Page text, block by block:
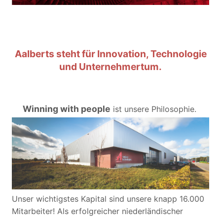
Aalberts steht für Innovation, Technologie
und Unternehmertum.
Winning with people ist unsere Philosophie.
Unser wichtigstes Kapital sind unsere knapp 16.000
Mitarbeiter! Als erfolgreicher niederländischer